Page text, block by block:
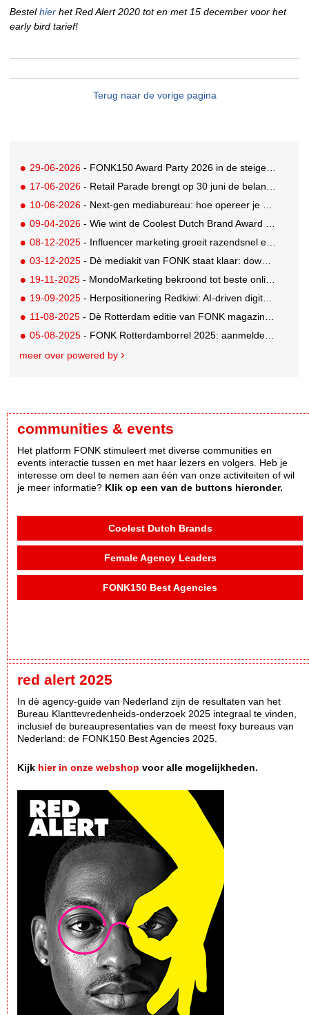
Bestelhier het Red Alert 2020 tot en met 15 december voor het
early bird tarief!
Terug naar de vorige pagina
29-06-2026 - FONK150 Award Party 2026 in de steigers: early birds profiteren nu!
17-06-2026 - Retail Parade brengt op 30 juni de belangrijkste retailvraagstukken samen
10-06-2026 - Next-gen mediabureau: hoe opereer je met drie mensen als een full-service mediabureau?
09-04-2026 - Wie wint de Coolest Dutch Brand Award 2025? Reserveer nù je ticket voor de finale
08-12-2025 - Influencer marketing groeit razendsnel en zo helpt Social Friendz merken strategisch mee te bewegen
03-12-2025 - Dè mediakit van FONK staat klaar: download hem nu!
19-11-2025 - MondoMarketing bekroond tot beste online marketing bureau van 2025!
19-09-2025 - Herpositionering Redkiwi: AI-driven digital agency
11-08-2025 - Dè Rotterdam editie van FONK magazine lezen? Bestel 'm nu!
05-08-2025 - FONK Rotterdamborrel 2025: aanmelden kan nu!
meer over powered by
communities & events
Het platform FONK stimuleert met diverse communities en
events interactie tussen en met haar lezers en volgers. Heb je
interesse om deel te nemen aan één van onze activiteiten of wil
je meer informatie? Klik op een van de buttons hieronder.
Coolest Dutch Brands
Female Agency Leaders
FONK150 Best Agencies
red alert 2025
In dè agency-guide van Nederland zijn de resultaten van het
Bureau Klanttevredenheids-onderzoek 2025 integraal te vinden,
inclusief de bureaupresentaties van de meest foxy bureaus van
Nederland: de FONK150 Best Agencies 2025.
Kijk hier in onze webshop voor alle mogelijkheden.